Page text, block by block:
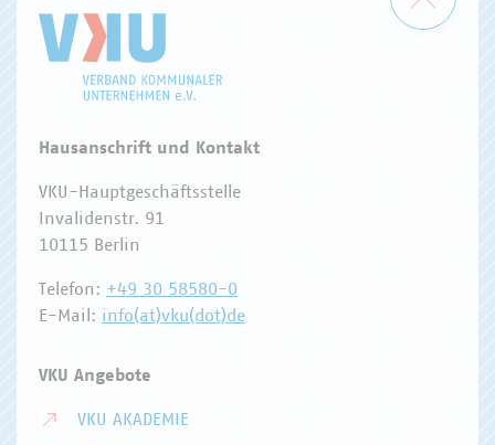
Hausanschrift und Kontakt
VKU-Hauptgeschäftsstelle
Invalidenstr. 91
10115 Berlin
Telefon: +49 30 58580-0
E-Mail: info(at)vku(dot)de
VKU Angebote
VKU AKADEMIE